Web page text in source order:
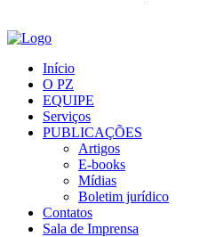
Início
O PZ
EQUIPE
Serviços
PUBLICAÇÕES
Artigos
E-books
Mídias
Boletim jurídico
Contatos
Sala de Imprensa